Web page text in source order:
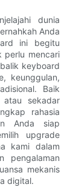
dunia
Anda
ini begitu
perlu mencari
keyboard
keunggulan,
Baik
atau sekadar
rahasia
Anda siap
upgrade
kami dalam
pengalaman
mekanis
digital.